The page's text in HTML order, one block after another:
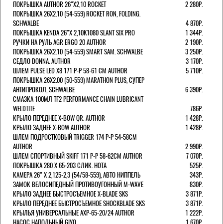
ПОКРЫШКА AUTHOR 26"Х2,10 ROCKET
2 280Р.
ПОКРЫШКА 26X2.10 (54-559) ROCKET RON, FOLDING.
SCHWALBE
4 870Р.
ПОКРЫШКА KENDA 26"Х 2,10K1080 SLANT SIX PRO
1 344Р.
РУЧКИ НА РУЛЬ AGR ERGO 20 AUTHOR
2 190Р.
ПОКРЫШКА 26X2.10 (54-559) SMART SAM. SCHWALBE
3 250Р.
СЕДЛО DONNA. AUTHOR
3 170Р.
ШЛЕМ PULSE LED X8 171 Р-Р 58-61 СМ AUTHOR
5 710Р.
ПОКРЫШКА 26X2.00 (50-559) MARATHON PLUS, СУПЕР
АНТИПРОКОЛ, SCHWALBE
6 390Р.
СМАЗКА 100МЛ TF2 PERFORMANCE CHAIN LUBRICANT
WELDTITE
786Р.
КРЫЛО ПЕРЕДНЕЕ X-BOW QR. AUTHOR
1 428Р.
КРЫЛО ЗАДНЕЕ X-BOW AUTHOR
1 428Р.
ШЛЕМ ПОДРОСТКОВЫЙ TRIGGER 174 Р-Р 54-58СМ
AUTHOR
2 990Р.
ШЛЕМ СПОРТИВНЫЙ SKIFF 171 Р-Р 58-62СМ AUTHOR
7 070Р.
ПОКРЫШКА 280 X 65-203 СЛИК. HOTA
525Р.
КАМЕРА 26" X 2,125-2,3 (54/58-559), АВТО НИППЕЛЬ
343Р.
ЗАМОК ВЕЛОСИПЕДНЫЙ ПРОТИВОУГОННЫЙ M-WAVE
830Р.
КРЫЛО ЗАДНЕЕ БЫСТРОСЪЕМНОЕ X-BLADE SKS
3 871Р.
КРЫЛО ПЕРЕДНЕЕ БЫСТРОСЪЕМНОЕ SHOCKBLADE SKS
3 871Р.
КРЫЛЬЯ УНИВЕРСАЛЬНЫЕ AXP-65-20/24 AUTHOR
1 222Р.
НАСОС НАПОЛЬНЫЙ GIYO
1 670Р.